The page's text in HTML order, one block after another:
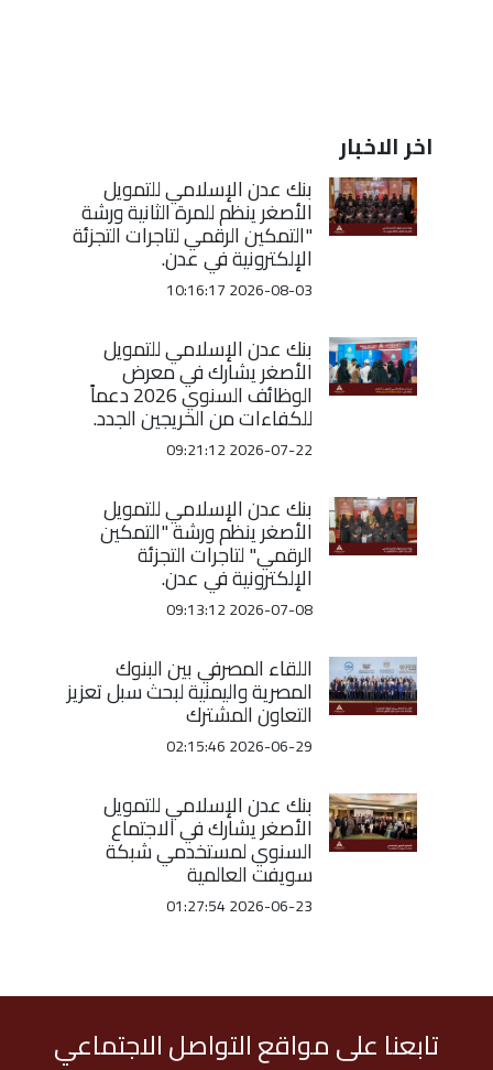
اخر الاخبار
بنك عدن الإسلامي للتمويل
الأصغر ينظم للمرة الثانية ورشة
"التمكين الرقمي لتاجرات التجزئة
الإلكترونية في عدن.
2026-08-03 10:16:17
بنك عدن الإسلامي للتمويل
الأصغر يشارك في معرض
الوظائف السنوي 2026 دعماً
للكفاءات من الخريجين الجدد.
2026-07-22 09:21:12
بنك عدن الإسلامي للتمويل
الأصغر ينظم ورشة "التمكين
الرقمي" لتاجرات التجزئة
الإلكترونية في عدن.
2026-07-08 09:13:12
اللقاء المصرفي بين البنوك
المصرية واليمنية لبحث سبل تعزيز
التعاون المشترك
2026-06-29 02:15:46
بنك عدن الإسلامي للتمويل
الأصغر يشارك في الاجتماع
السنوي لمستخدمي شبكة
سويفت العالمية
2026-06-23 01:27:54
تابعنا على مواقع التواصل الاجتماعي